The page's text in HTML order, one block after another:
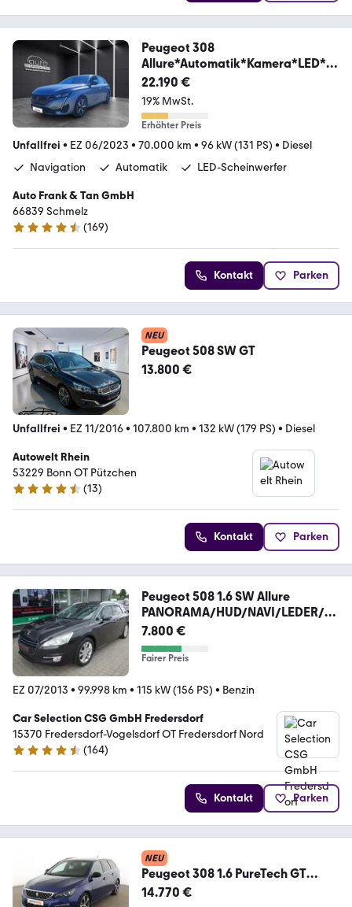
Peugeot 308
Allure*Automatik*Kamera*LED*N
avi
22.190 €
19% MwSt.
Erhöhter Preis
Unfallfrei • EZ 06/2023 • 70.000 km • 96 kW (131 PS) • Diesel
Navigation
Automatik LED-Scheinwerfer
Auto Frank & Tan GmbH
66839 Schmelz
4.6 Sterne
(169)
Kontakt Parken
NEU
Peugeot 508 SW GT
13.800 €
Unfallfrei • EZ 11/2016• 107.800 km • 132 kW (179 PS) • Diesel
Autowelt Rhein
53229 Bonn OT Pützchen
4.7 Sterne
(13)
Kontakt Parken
Peugeot 508 1.6 SW Allure
PANORAMA/HUD/NAVI/LEDER/P
DC
7.800 €
Fairer Preis
EZ 07/2013 • 99.998 km • 115 kW (156 PS) • Benzin
Car Selection CSG GmbH Fredersdorf
15370 Fredersdorf-Vogelsdorf OT Fredersdorf Nord
4.6 Sterne
(164)
Kontakt Parken
NEU
Peugeot 308 1.6 PureTech GT
Aut*NAVI*LED*TEMPO*PDC*SHZ*
14.770 €